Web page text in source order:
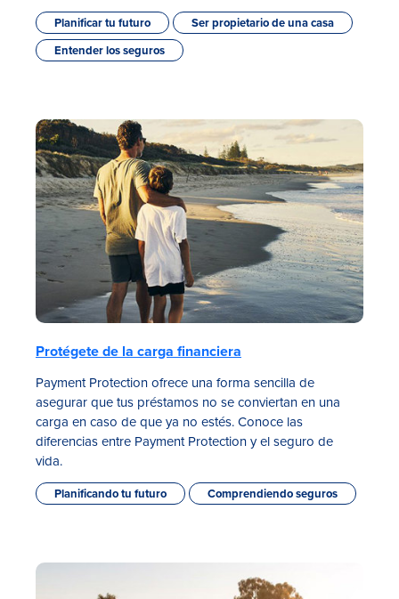
Planificar tu futuro
Ser propietario de una casa
Entender los seguros
Protégete de la carga financiera
Payment Protection ofrece una forma sencilla de
asegurar que tus préstamos no se conviertan en una
carga en caso de que ya no estés. Conoce las
diferencias entre Payment Protection y el seguro de
vida.
Planificando tu futuro Comprendiendo seguros